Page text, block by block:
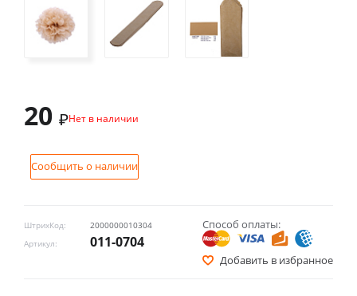
ШтрихКод:
2000000010304
Артикул:
011-0704
Способ оплаты:
Добавить в избранное
20 ₽Нет в наличии
Сообщить о наличии